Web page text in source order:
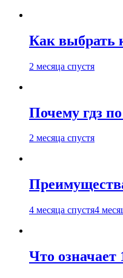
Как выбрать
2 месяца спустя
Почему гдз
2 месяца спустя
4 месяца спустя4
Что